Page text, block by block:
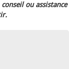
ou assistance